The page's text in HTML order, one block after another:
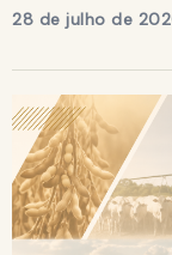
28 de julho de